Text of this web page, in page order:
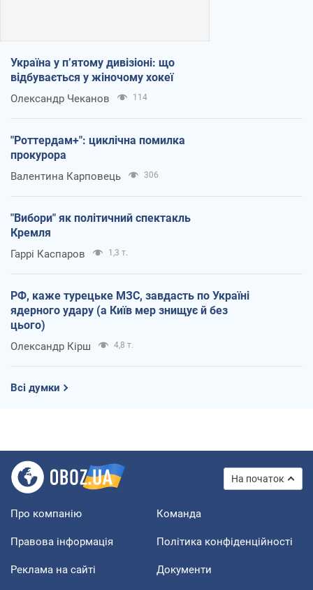
Україна у п’ятому дивізіоні: що
відбувається у жіночому хокеї
Олександр Чеканов 114
"Роттердам+": циклічна помилка
прокурора
Валентина Карповець 306
"Вибори" як політичний спектакль
Кремля
Гаррі Каспаров 1,3 т.
РФ, каже турецьке МЗС, завдасть по Україні
ядерного удару (а Київ мер знищує й без
цього)
Олександр Кірш 4,8 т.
Всі думки
На початок
Про компанію Команда
Правова інформація Політика конфіденційності
Реклама на сайті Документи